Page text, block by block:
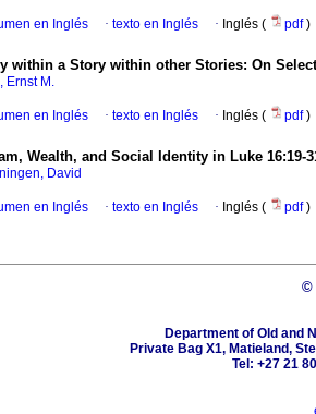
en Inglés · texto en Inglés · Inglés ( pdf)
within a Story within other Stories: On
Ernst M.
en Inglés · texto en Inglés · Inglés ( pdf)
Wealth, and Social Identity in Luke 16:19-
David
en Inglés · texto en Inglés · Inglés ( pdf)
©
Department of Old and
Private Bag X1, Matieland,
Tel: +27 21